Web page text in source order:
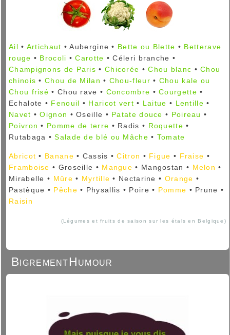
Ail • Artichaut • Aubergine • Bette ou Blette • Betterave
rouge • Brocoli •Carotte • Céleri branche •
Champignons de Paris • Chicorée •Chou blanc •Chou
chinois •Chou de Milan • Chou-fleur • Chou kale ou
Chou frisé • Chou rave • Concombre •Courgette •
Echalote • Fenouil • Haricot vert • Laitue • Lentille •
Navet •Oignon • Oseille • Patate douce • Poireau •
Poivron • Pomme de terre • Radis • Roquette •
Rutabaga •Salade de blé ou Mâche • Tomate
Abricot • Banane • Cassis •Citron • Figue • Fraise •
Framboise • Groseille • Mangue • Mangostan • Melon •
Mirabelle • Mûre • Myrtille • Nectarine • Orange •
Pastèque • Pêche • Physallis • Poire • Pomme • Prune •
Raisin
(Légumes et fruits de saison sur les étals en Belgique)
BigrementHumour